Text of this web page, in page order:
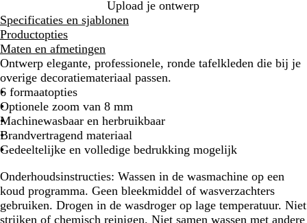
Upload je ontwerp
Specificaties en sjablonen
Productopties
Maten en afmetingen
Ontwerp elegante, professionele, ronde tafelkleden die bij je
overige decoratiemateriaal passen.
6 formaatopties
Optionele zoom van 8 mm
Machinewasbaar en herbruikbaar
Brandvertragend materiaal
Gedeeltelijke en volledige bedrukking mogelijk
Onderhoudsinstructies: Wassen in de wasmachine op een
koud programma. Geen bleekmiddel of wasverzachters
gebruiken. Drogen in de wasdroger op lage temperatuur. Niet
strijken of chemisch reinigen. Niet samen wassen met andere